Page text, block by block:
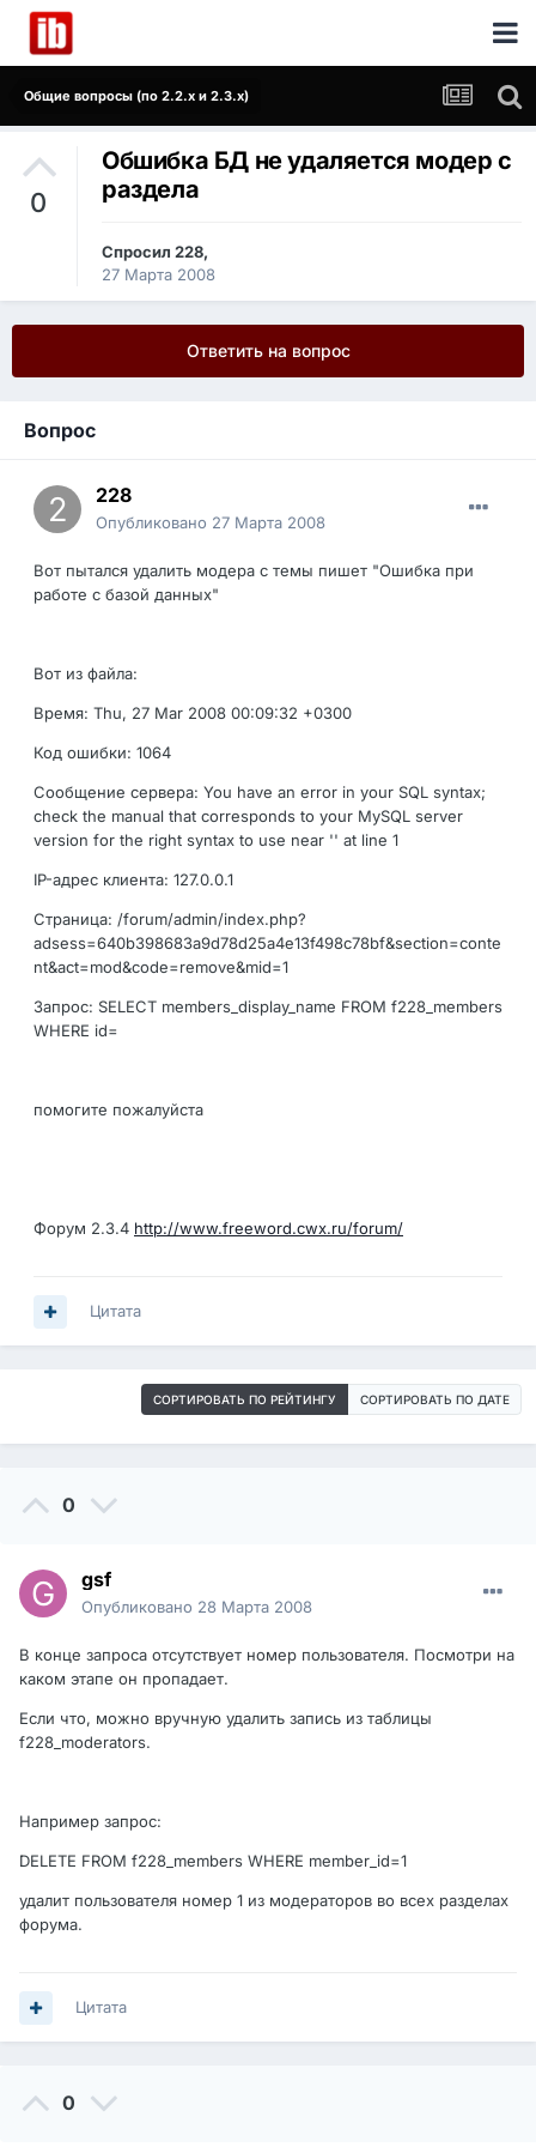
Общие вопросы (по 2.2.x и 2.3.x)
0
Обшибка БД не удаляется модер с
раздела
Спросил 228,
27 Марта 2008
Ответить на вопрос
Вопрос
228
Опубликовано 27 Марта 2008
Вот пытался удалить модера с темы пишет "Ошибка при
работе с базой данных"
Вот из файла:
Время: Thu, 27 Mar 2008 00:09:32 +0300
Код ошибки: 1064
Сообщение сервера: You have an error in your SQL syntax;
check the manual that corresponds to your MySQL server
version for the right syntax to use near '' at line 1
IP-адрес клиента: 127.0.0.1
Страница: /forum/admin/index.php?
adsess=640b398683a9d78d25a4e13f498c78bf&section=conte
nt&act=mod&code=remove&mid=1
Запрос: SELECT members_display_name FROM f228_members
WHERE id=
помогите пожалуйста
Форум 2.3.4 http://www.freeword.cwx.ru/forum/
Цитата
СОРТИРОВАТЬ ПО РЕЙТИНГУ СОРТИРОВАТЬ ПО ДАТЕ
0
gsf
Опубликовано 28 Марта 2008
В конце запроса отсутствует номер пользователя. Посмотри на
каком этапе он пропадает.
Если что, можно вручную удалить запись из таблицы
f228_moderators.
Например запрос:
DELETE FROM f228_members WHERE member_id=1
удалит пользователя номер 1 из модераторов во всех разделах
форума.
Цитата
0